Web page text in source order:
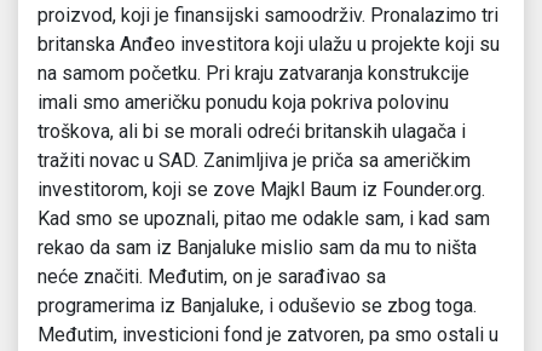
proizvod, koji je finansijski samoodrživ. Pronalazimo tri
britanska Anđeo investitora koji ulažu u projekte koji su
na samom početku. Pri kraju zatvaranja konstrukcije
imali smo američku ponudu koja pokriva polovinu
troškova, ali bi se morali odreći britanskih ulagača i
tražiti novac u SAD. Zanimljiva je priča sa američkim
investitorom, koji se zove Majkl Baum iz Founder.org.
Kad smo se upoznali, pitao me odakle sam, i kad sam
rekao da sam iz Banjaluke mislio sam da mu to ništa
neće značiti. Međutim, on je sarađivao sa
programerima iz Banjaluke, i oduševio se zbog toga.
Međutim, investicioni fond je zatvoren, pa smo ostali u